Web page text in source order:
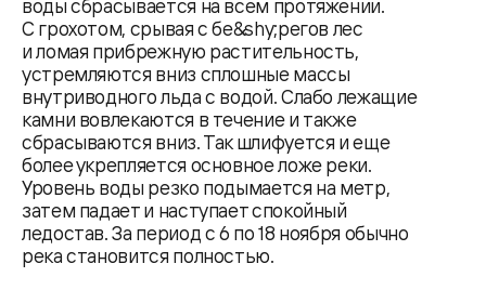
воды сбрасывается на всем протяжении.
С грохотом, срывая с бе&shy;регов лес
и ломая прибрежную растительность,
устремляются вниз сплошные массы
внутриводного льда с водой. Слабо лежащие
камни вовлекаются в течение и также
сбрасываются вниз. Так шлифуется и еще
более укрепляется основное ложе реки.
Уровень воды резко подымается на метр,
затем падает и наступает спокойный
ледостав. За период с 6 по 18 ноября обычно
река становится полностью.